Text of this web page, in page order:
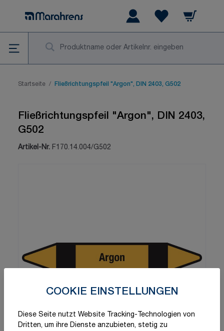
COOKIE EINSTELLUNGEN
Diese Seite nutzt Website Tracking-Technologien von
Dritten, um ihre Dienste anzubieten, stetig zu
Warenkorb
Startseite / Fließrichtungspfeil "Argon", DIN 2403, G502
Fließrichtungspfeil "Argon", DIN 2403,
G502
Artikel-Nr. F170.14.004/G502